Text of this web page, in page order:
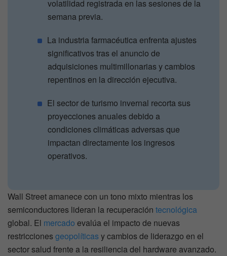
volatilidad registrada en las sesiones de la
semana previa.
La industria farmacéutica enfrenta ajustes
significativos tras el anuncio de
adquisiciones multimillonarias y cambios
repentinos en la dirección ejecutiva.
El sector de turismo invernal recorta sus
proyecciones anuales debido a
condiciones climáticas adversas que
impactan directamente los ingresos
operativos.
Wall Street amanece con un tono mixto mientras los
semiconductores lideran la recuperación tecnológica
global. El mercado evalúa el impacto de nuevas
restriccionesgeopolíticasy cambios de liderazgo en el
sector salud frente a la resiliencia del hardware avanzado.